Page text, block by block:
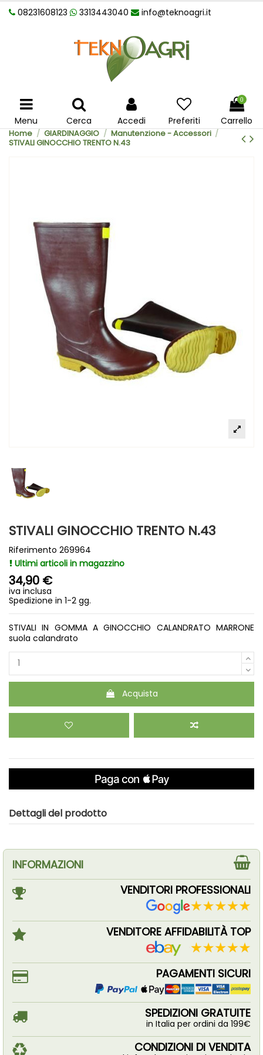
08231608123 3313443040 info@teknoagri.it
Menu Cerca Accedi Preferiti
0
Carrello
Home GIARDINAGGIO
Manutenzione - Accessori
STIVALI GINOCCHIO TRENTO N.43
STIVALI GINOCCHIO TRENTO N.43
Riferimento 269964
Ultimi articoli in magazzino
34,90 €
iva inclusa
Spedizione in 1-2 gg.
STIVALI IN GOMMA A GINOCCHIO CALANDRATO MARRONE
suola calandrato
Acquista
Dettagli del prodotto
INFORMAZIONI
VENDITORI PROFESSIONALI
VENDITORE AFFIDABILITÀ TOP
PAGAMENTI SICURI
SPEDIZIONI GRATUITE
in Italia per ordini da 199€
CONDIZIONI DI VENDITA